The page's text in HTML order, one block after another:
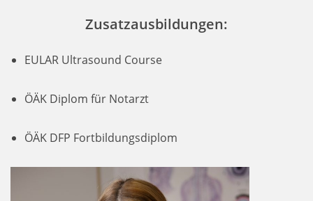
Zusatzausbildungen:
EULAR Ultrasound Course
ÖÄK Diplom für Notarzt
ÖÄK DFP Fortbildungsdiplom